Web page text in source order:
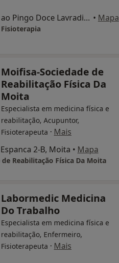
Rua 39 nº2 Junto ao Pingo Doce Lavradio, Barreiro • Mapa
Moifisa-Sociedade de
Reabilitação Física Da
Moita
Especialista em medicina física e
reabilitação, Acupuntor,
Fisioterapeuta · Mais
2-B, Moita • Mapa
Reabilitação Física Da Moita
Labormedic Medicina
Do Trabalho
Especialista em medicina física e
reabilitação, Enfermeiro,
Fisioterapeuta · Mais